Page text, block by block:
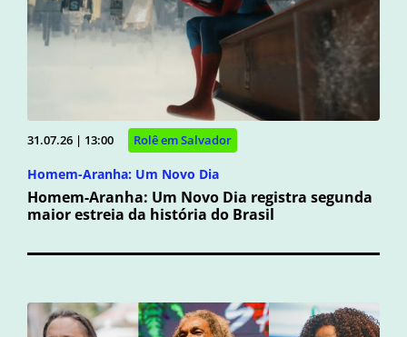
31.07.26 | 13:00 Rolê em Salvador
Homem-Aranha: Um Novo Dia
Homem-Aranha: Um Novo Dia registra segunda
maior estreia da história do Brasil